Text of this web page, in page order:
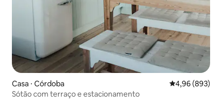
Casa ⋅ Córdoba 4,96 de uma
4,96 (893)
Sótão com terraço e estacionamento